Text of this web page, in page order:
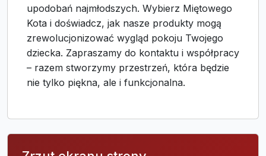
upodobań najmłodszych. Wybierz Miętowego
Kota i doświadcz, jak nasze produkty mogą
zrewolucjonizować wygląd pokoju Twojego
dziecka. Zapraszamy do kontaktu i współpracy
– razem stworzymy przestrzeń, która będzie
nie tylko piękna, ale i funkcjonalna.